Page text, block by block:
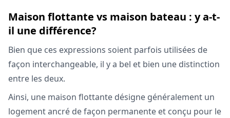
Maison flottante vs maison bateau : y a-t-
il une différence?
Bien que ces expressions soient parfois utilisées de
façon interchangeable, il y a bel et bien une distinction
entre les deux.
Ainsi, une maison flottante désigne généralement un
logement ancré de façon permanente et conçu pour le